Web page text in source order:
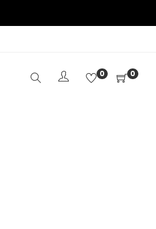
0 0